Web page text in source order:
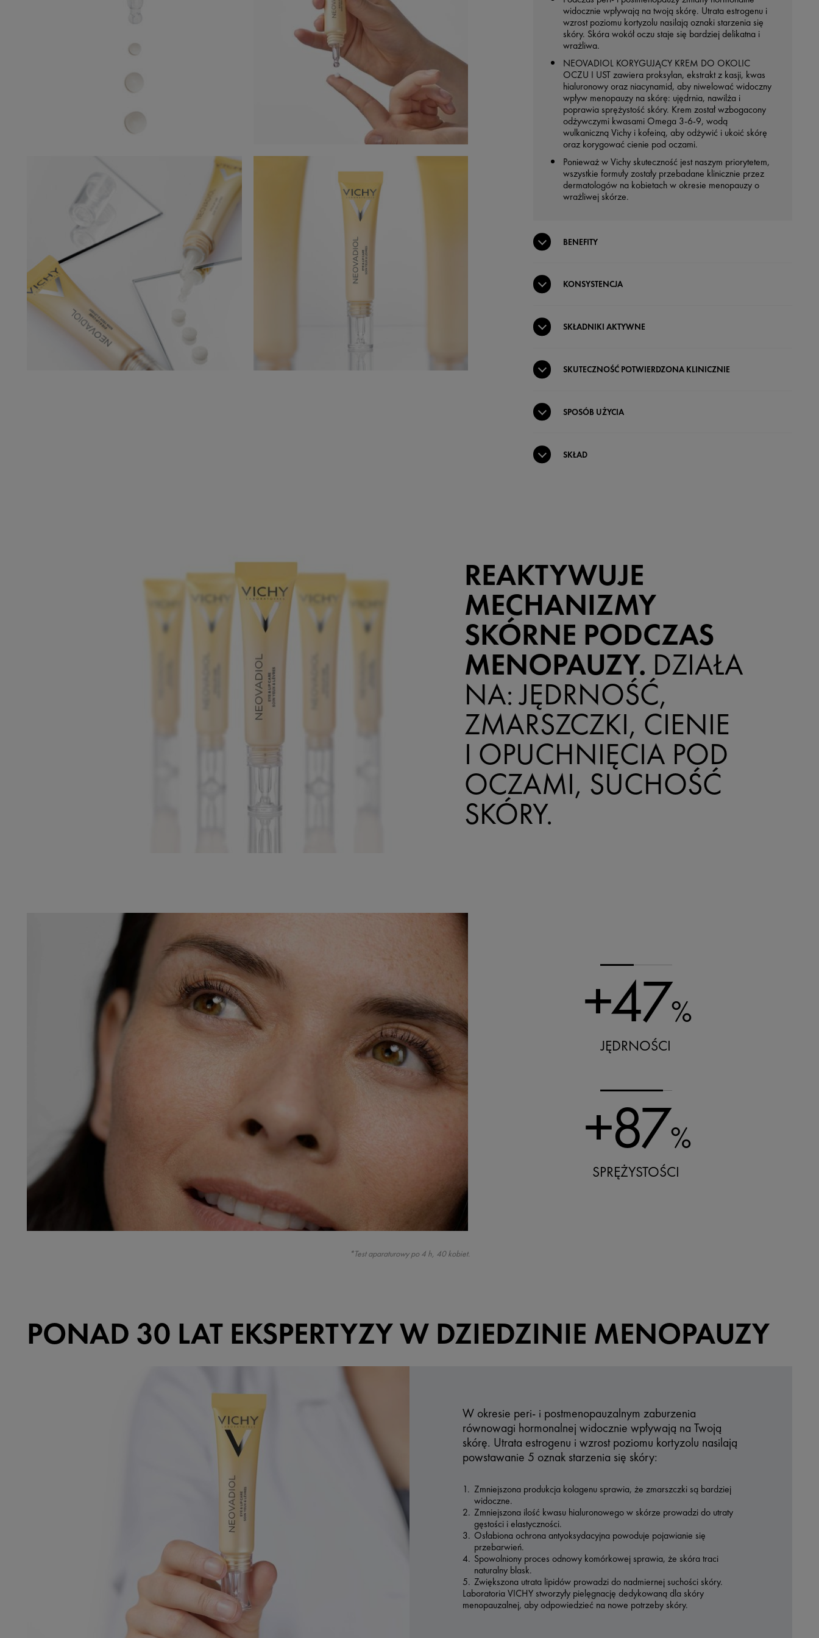
widocznie wpływają na twoją skórę. Utrata estrogenu i
wzrost poziomu kortyzolu nasilają oznaki starzenia się
skóry. Skóra wokół oczu staje się bardziej delikatna i
wrażliwa.
NEOVADIOL KORYGUJĄCY KREM DO OKOLIC
OCZU I UST zawiera proksylan, ekstrakt z kasji, kwas
hialuronowy oraz niacynamid, aby niwelować widoczny
wpływ menopauzy na skórę: ujędrnia, nawilża i
poprawia sprężystość skóry. Krem został wzbogacony
odżywczymi kwasami Omega 3-6-9, wodą
wulkaniczną Vichy i kofeiną, aby odżywić i ukoić skórę
oraz korygować cienie pod oczami.
Ponieważ w Vichy skuteczność jest naszym priorytetem,
wszystkie formuły zostały przebadane klinicznie przez
dermatologów na kobietach w okresie menopauzy o
wrażliwej skórze.
BENEFITY
KONSYSTENCJA
SKŁADNIKI AKTYWNE
SKUTECZNOŚĆ POTWIERDZONA KLINICZNIE
SPOSÓB UŻYCIA
SKŁAD
REAKTYWUJE
MECHANIZMY
SKÓRNE PODCZAS
MENOPAUZY. DZIAŁA
NA: JĘDRNOŚĆ,
ZMARSZCZKI, CIENIE
I OPUCHNIĘCIA POD
OCZAMI, SUCHOŚĆ
SKÓRY.
+47%
JĘDRNOŚCI
+87%
SPRĘŻYSTOŚCI
*Test aparaturowy po 4 h, 40 kobiet.
PONAD 30 LAT EKSPERTYZY W DZIEDZINIE MENOPAUZY
W okresie peri- i postmenopauzalnym zaburzenia
równowagi hormonalnej widocznie wpływają na Twoją
skórę. Utrata estrogenu i wzrost poziomu kortyzolu nasilają
powstawanie 5 oznak starzenia się skóry:
Zmniejszona produkcja kolagenu sprawia, że zmarszczki są bardziej
widoczne.
Zmniejszona ilość kwasu hialuronowego w skórze prowadzi do utraty
gęstości i elastyczności.
Osłabiona ochrona antyoksydacyjna powoduje pojawianie się
przebarwień.
Spowolniony proces odnowy komórkowej sprawia, że skóra traci
naturalny blask.
Zwiększona utrata lipidów prowadzi do nadmiernej suchości skóry.
Laboratoria VICHY stworzyły pielęgnację dedykowaną dla skóry
menopauzalnej, aby odpowiedzieć na nowe potrzeby skóry.